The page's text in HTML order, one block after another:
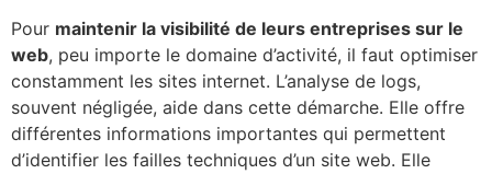
Pour maintenir la visibilité de leurs entreprises sur le
web, peu importe le domaine d’activité, il faut optimiser
constamment les sites internet. L’analyse de logs,
souvent négligée, aide dans cette démarche. Elle offre
différentes informations importantes qui permettent
d’identifier les failles techniques d’un site web. Elle